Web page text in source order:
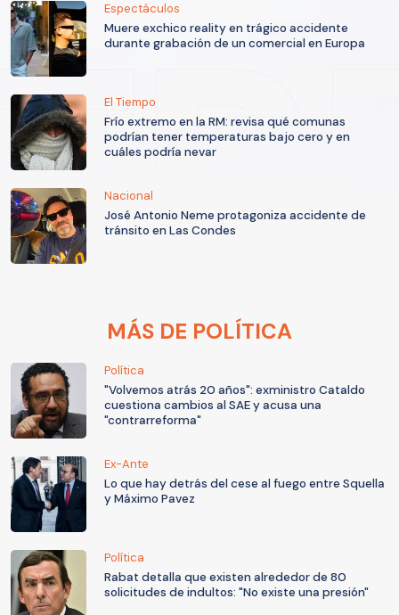
Espectáculos
Muere exchico reality en trágico accidente
durante grabación de un comercial en Europa
El Tiempo
Frío extremo en la RM: revisa qué comunas
podrían tener temperaturas bajo cero y en
cuáles podría nevar
Nacional
José Antonio Neme protagoniza accidente de
tránsito en Las Condes
MÁS DE POLÍTICA
Política
"Volvemos atrás 20 años": exministro Cataldo
cuestiona cambios al SAE y acusa una
"contrarreforma"
Ex-Ante
Lo que hay detrás del cese al fuego entre Squella
y Máximo Pavez
Política
Rabat detalla que existen alrededor de 80
solicitudes de indultos: "No existe una presión"